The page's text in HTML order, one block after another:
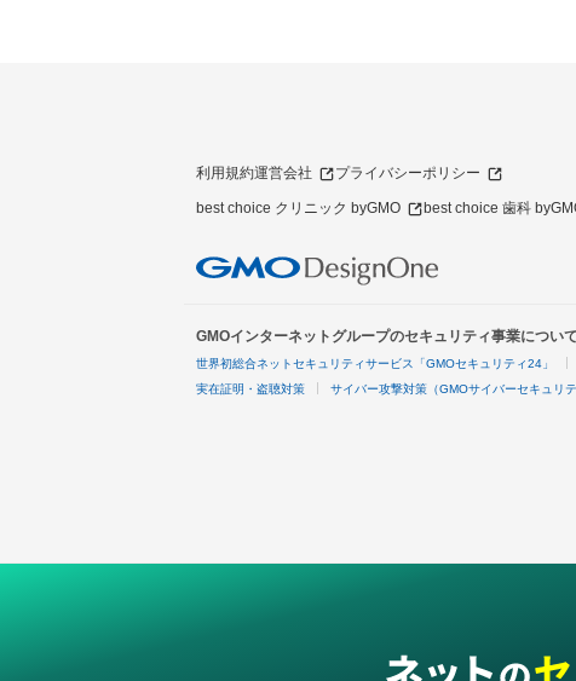
利用規約運営会社 プライバシーポリシー
best choice クリニック byGMO best choice 歯科
GMOインターネットグループのセキュリティ事業について
世界初総合ネットセキュリティサービス「GMOセキュリティ24」
実在証明・盗聴対策 サイバー攻撃対策（GMOサイバーセキュリ